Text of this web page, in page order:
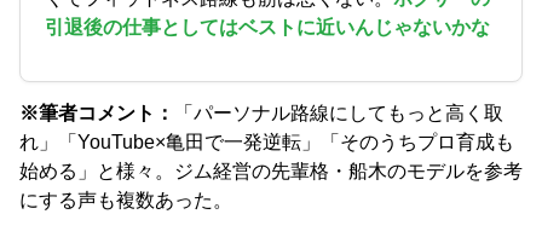
引退後の仕事としてはベストに近いんじゃないかな
※筆者コメント：
「パーソナル路線にしてもっと高く取
れ」「YouTube×亀田で一発逆転」「そのうちプロ育成も
始める」と様々。ジム経営の先輩格・船木のモデルを参考
にする声も複数あった。